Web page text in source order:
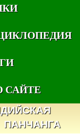
САЙТЕ
ПАНЧАНГА